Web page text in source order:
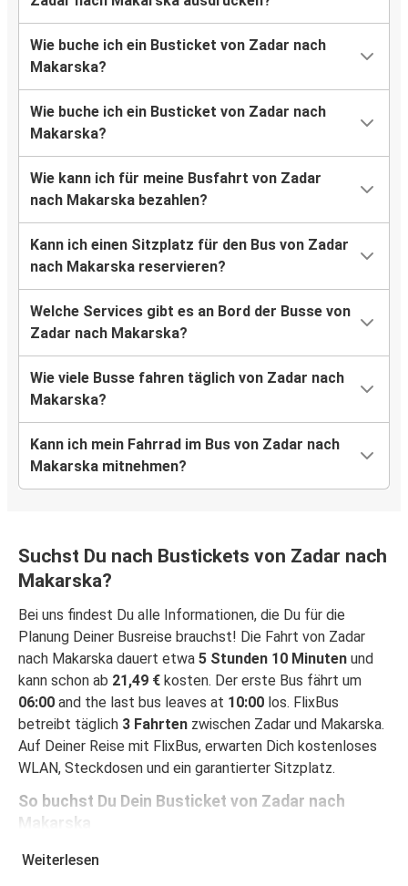
Wie buche ich ein Busticket von Zadar nach
Makarska?
Wie buche ich ein Busticket von Zadar nach
Makarska?
Wie kann ich für meine Busfahrt von Zadar
nach Makarska bezahlen?
Kann ich einen Sitzplatz für den Bus von Zadar
nach Makarska reservieren?
Welche Services gibt es an Bord der Busse von
Zadar nach Makarska?
Wie viele Busse fahren täglich von Zadar nach
Makarska?
Kann ich mein Fahrrad im Bus von Zadar nach
Makarska mitnehmen?
Suchst Du nach Bustickets von Zadar nach
Makarska?
Bei uns findest Du alle Informationen, die Du für die
Planung Deiner Busreise brauchst! Die Fahrt von Zadar
nach Makarska dauert etwa 5 Stunden 10 Minuten und
kann schon ab 21,49 € kosten. Der erste Bus fährt um
06:00 and the last bus leaves at 10:00 los. FlixBus
betreibt täglich 3 Fahrten zwischen Zadar und Makarska.
Auf Deiner Reise mit FlixBus, erwarten Dich kostenloses
WLAN, Steckdosen und ein garantierter Sitzplatz.
So buchst Du Dein Busticket von Zadar nach
Makarska
Ein Ticket bei FlixBus zu buchen ist ganz einfach einfach:
Weiterlesen